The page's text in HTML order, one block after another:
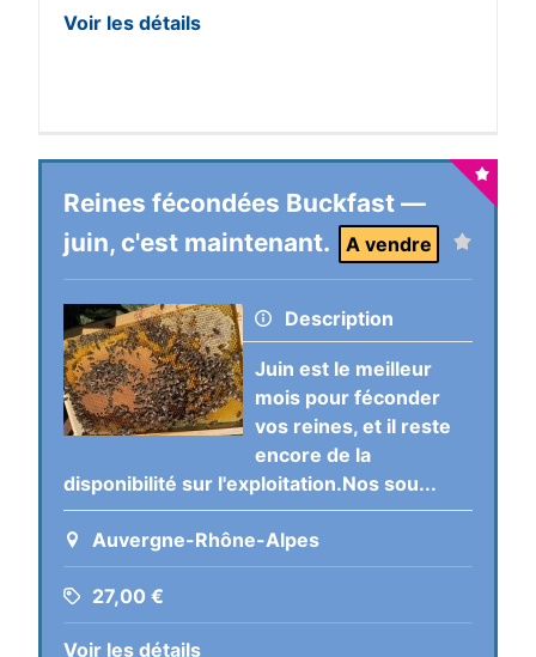
Voir les détails
Reines fécondées Buckfast —
juin, c'est maintenant.
A vendre
Description
Juin est le meilleur
mois pour féconder
vos reines, et il reste
encore de la
disponibilité sur l'exploitation.Nos sou...
Auvergne-Rhône-Alpes
27,00 €
Voir les détails